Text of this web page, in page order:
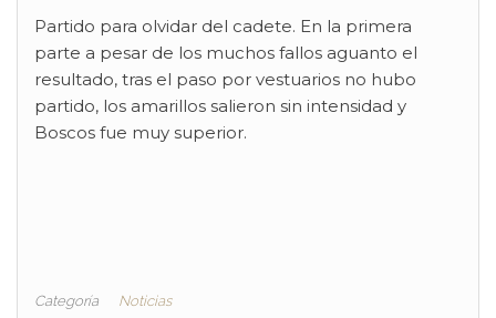
Partido para olvidar del cadete. En la primera
parte a pesar de los muchos fallos aguanto el
resultado, tras el paso por vestuarios no hubo
partido, los amarillos salieron sin intensidad y
Boscos fue muy superior.
Categoría Noticias